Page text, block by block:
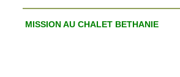
MISSION AU CHALET BETHANIE